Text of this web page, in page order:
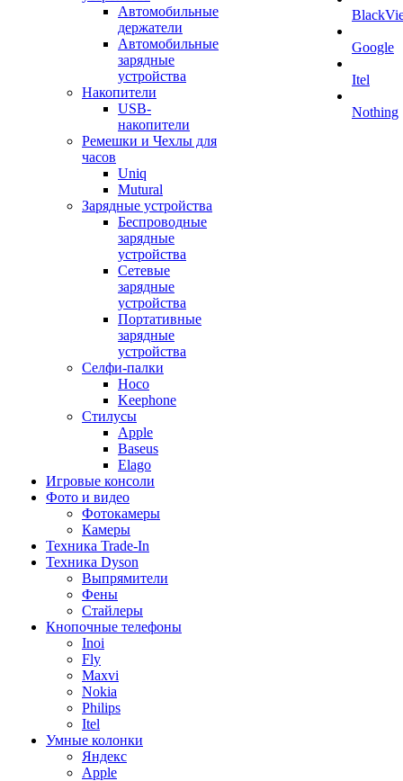
Автомобильные
держатели
Автомобильные
зарядные
устройства
Накопители
USB-
накопители
Ремешки и Чехлы для
часов
Uniq
Mutural
Зарядные устройства
Беспроводные
зарядные
устройства
Сетевые
зарядные
устройства
Портативные
зарядные
устройства
Селфи-палки
Hoco
Keephone
Стилусы
Apple
Baseus
Elago
Игровые консоли
Фото и видео
Фотокамеры
Камеры
Техника Trade-In
Техника Dyson
Выпрямители
Фены
Стайлеры
Кнопочные телефоны
Inoi
Fly
Maxvi
Nokia
Philips
Itel
Умные колонки
Яндекс
Apple
Google
Itel
Nothing